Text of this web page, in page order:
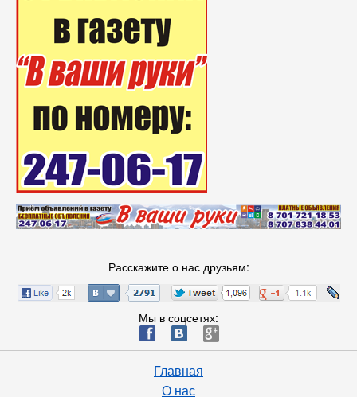
Расскажите о нас друзьям:
Мы в соцсетях:
ä æ è
Главная
О нас